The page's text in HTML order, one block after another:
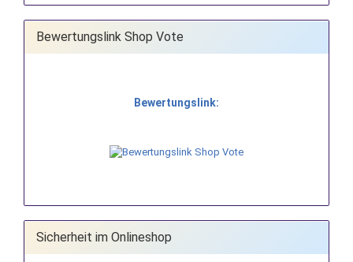
Bewertungslink Shop Vote
Bewertungslink:
Sicherheit im Onlineshop